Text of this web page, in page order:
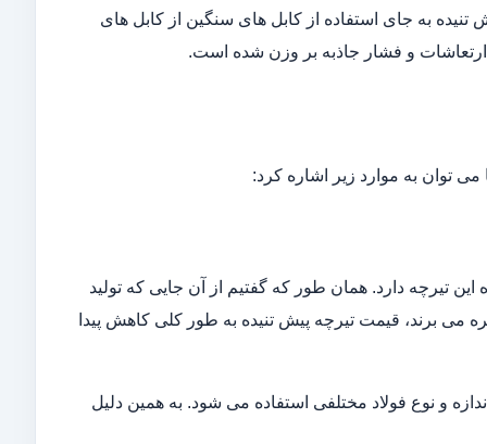
به جای استفاده از کابل های سنگین از کابل های
ارتعاشات و فشار جاذبه بر وزن شده است.
توان به موارد زیر اشاره کرد:
این تیرچه دارد. همان طور که گفتیم از آن جایی که تولید
می برند، قیمت تیرچه پیش تنیده به طور کلی کاهش پیدا
و نوع فولاد مختلفی استفاده می شود. به همین دلیل